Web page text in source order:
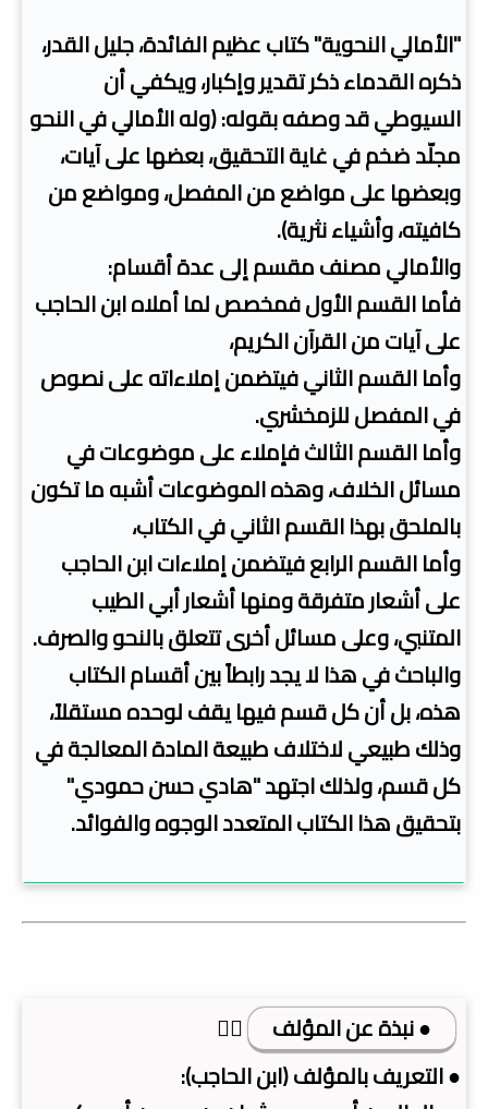
"الأمالي النحوية" كتاب عظيم الفائدة، جليل القدر،
ذكره القدماء ذكر تقدير وإكبار، ويكفي أن
السيوطي قد وصفه بقوله: (وله الأمالي في النحو
مجلّد ضخم في غاية التحقيق، بعضها على آيات،
وبعضها على مواضع من المفصل، ومواضع من
كافيته، وأشياء نثرية).
والأمالي مصنف مقسم إلى عدة أقسام:
فأما القسم الأول فمخصص لما أملاه ابن الحاجب
على آيات من القرآن الكريم،
وأما القسم الثاني فيتضمن إملاءاته على نصوص
في المفصل للزمخشري.
وأما القسم الثالث فإملاء على موضوعات في
مسائل الخلاف، وهذه الموضوعات أشبه ما تكون
بالملحق بهذا القسم الثاني في الكتاب،
وأما القسم الرابع فيتضمن إملاءات ابن الحاجب
على أشعار متفرقة ومنها أشعار أبي الطيب
المتنبي، وعلى مسائل أخرى تتعلق بالنحو والصرف.
والباحث في هذا لا يجد رابطاً بين أقسام الكتاب
هذه، بل أن كل قسم فيها يقف لوحده مستقلاً،
وذلك طبيعي لاختلاف طبيعة المادة المعالجة في
كل قسم، ولذلك اجتهد "هادي حسن حمودي"
بتحقيق هذا الكتاب المتعدد الوجوه والفوائد.
● نبذة عن المؤلف
👇🏿
● التعريف بالمؤلف (ابن الحاجب):